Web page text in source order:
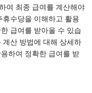
여 최종 급여를 계산해야
수당을 이해하고 활용
급여를 받아올 수 있습
계산 방법에 대해 상세하
하여 정확한 급여를 받